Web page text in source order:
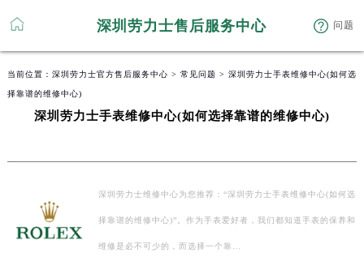
深圳劳力士售后服务中心 问题
当前位置： 深圳劳力士官方售后服务中心 > 常见问题 > 深圳劳力士手表维修中心(如何选
择靠谱的维修中心)
深圳劳力士手表维修中心(如何选择靠谱的维修中心)
深圳劳力士维修中心为您推荐：“深圳劳力士手表维修中心(如何选
择靠谱的维修中心)”。作为手表爱好者，我们都知道手表的保养和
维修是必不可少的，而选择一个靠…